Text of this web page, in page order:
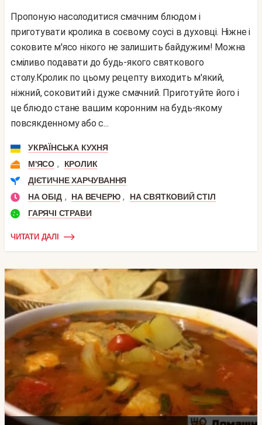
Пропоную насолодитися смачним блюдом і
приготувати кролика в соєвому соусі в духовці. Ніжне і
соковите м'ясо нікого не залишить байдужим! Можна
сміливо подавати до будь-якого святкового
столу.Кролик по цьому рецепту виходить м'який,
ніжний, соковитий і дуже смачний. Приготуйте його і
це блюдо стане вашим коронним на будь-якому
повсякденному або с...
УКРАЇНСЬКА КУХНЯ
М'ЯСО ,
КРОЛИК
ДІЄТИЧНЕ ХАРЧУВАННЯ
НА ОБІД , НА ВЕЧЕРЮ ,
НА СВЯТКОВИЙ СТІЛ
ГАРЯЧІ СТРАВИ
ЧИТАТИ ДАЛІ